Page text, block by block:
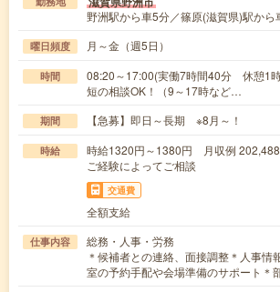
野洲駅から車5分／篠原(滋賀県)駅から
曜日頻度 月～金（週5日）
時間
08:20～17:00(実働7時間40分 休憩1
短の相談OK！（9～17時など…
期間 【急募】即日～長期 ※8月～！
時給
時給1320円～1380円 月収例
ご経験によってご相談
交通費
全額支給
仕事内容
総務・人事・労務
＊候補者との連絡、面接調整＊人事情
室の予約手配や会場準備のサポート＊